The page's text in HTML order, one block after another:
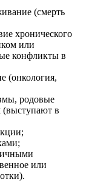
(смерть
хронического
или
конфликты в
(онкология,
родовые
(выступают в
или